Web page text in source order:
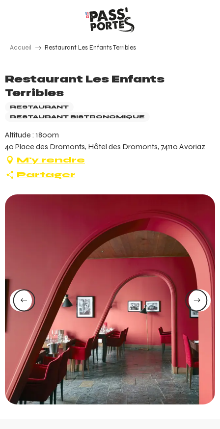
Accueil Restaurant Les Enfants Terribles
Restaurant Les Enfants
Terribles
RESTAURANT
RESTAURANT BISTRONOMIQUE
Altitude : 1800m
40 Place des Dromonts, Hôtel des Dromonts, 74110 Avoriaz
M'y rendre
Partager